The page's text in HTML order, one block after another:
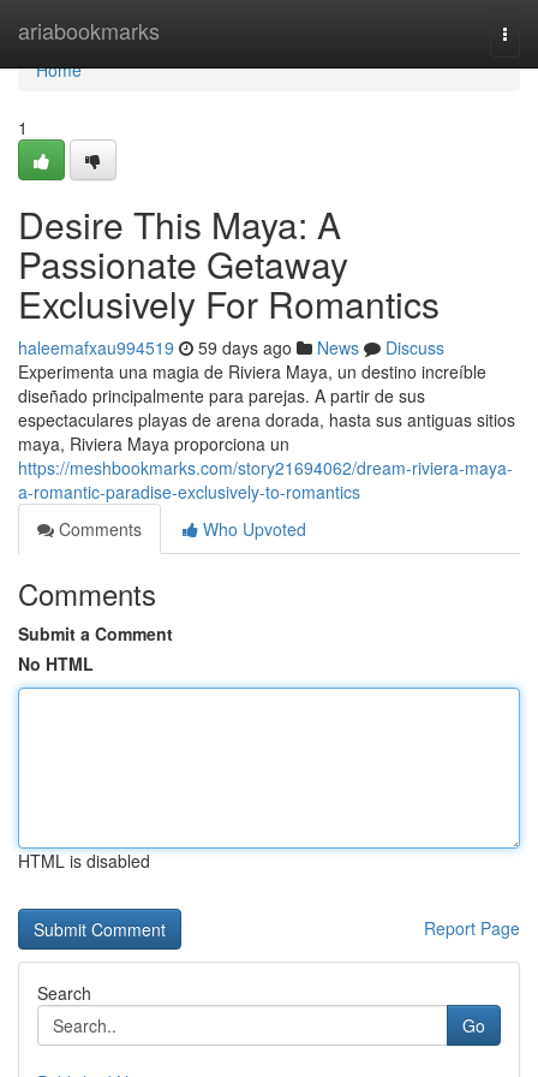
ariabookmarks
Home
Home
1
Desire This Maya: A
Passionate Getaway
Exclusively For Romantics
haleemafxau994519 59 days ago News
Discuss
Experimenta una magia de Riviera Maya, un destino increíble
diseñado principalmente para parejas. A partir de sus
espectaculares playas de arena dorada, hasta sus antiguas sitios
maya, Riviera Maya proporciona un
https://meshbookmarks.com/story21694062/dream-riviera-maya-
a-romantic-paradise-exclusively-to-romantics
Comments
Who Upvoted
Comments
Submit a Comment
No HTML
HTML is disabled
Report Page
Search
Go